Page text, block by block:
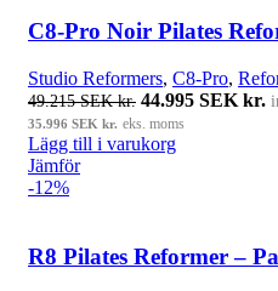
C8-Pro Noir Pilates
Studio Reformers, C8-Pro,
49.215SEK kr. Det ursprungliga
44.995 SEK kr.
35.996 SEK kr. eks. moms
Lägg till i varukorg
Jämför
-12%
R8 Pilates Reformer –